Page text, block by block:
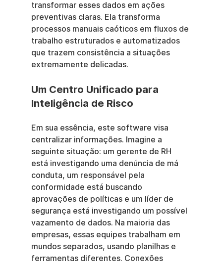
transformar esses dados em ações
preventivas claras. Ela transforma
processos manuais caóticos em fluxos de
trabalho estruturados e automatizados
que trazem consistência a situações
extremamente delicadas.
Um Centro Unificado para
Inteligência de Risco
Em sua essência, este software visa
centralizar informações. Imagine a
seguinte situação: um gerente de RH
está investigando uma denúncia de má
conduta, um responsável pela
conformidade está buscando
aprovações de políticas e um líder de
segurança está investigando um possível
vazamento de dados. Na maioria das
empresas, essas equipes trabalham em
mundos separados, usando planilhas e
ferramentas diferentes. Conexões